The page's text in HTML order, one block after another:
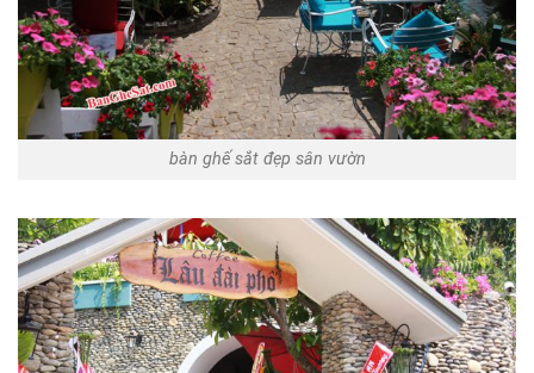
bàn ghế sắt đẹp sân vườn